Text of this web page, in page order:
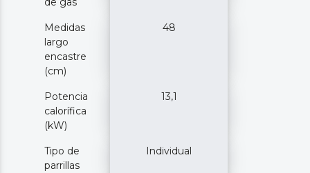
Medidas
largo
encastre
(cm)
48
Potencia
calorífica
(kW)
13,1
Tipo de
parrillas
Individual